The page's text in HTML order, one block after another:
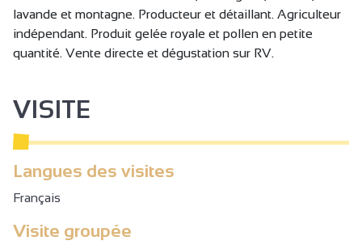
lavande et montagne. Producteur et détaillant. Agriculteur
indépendant. Produit gelée royale et pollen en petite
quantité. Vente directe et dégustation sur RV.
VISITE
Langues des visites
Français
Visite groupée